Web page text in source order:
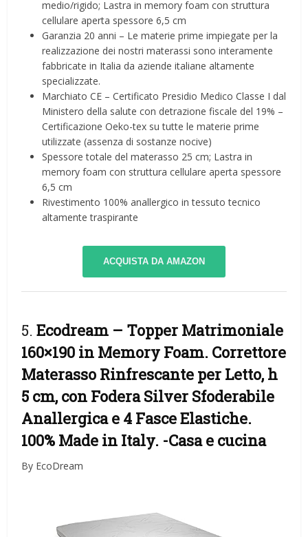
medio/rigido; Lastra in memory foam con struttura
cellulare aperta spessore 6,5 cm
Garanzia 20 anni – Le materie prime impiegate per la
realizzazione dei nostri materassi sono interamente
fabbricate in Italia da aziende italiane altamente
specializzate.
Marchiato CE – Certificato Presidio Medico Classe I dal
Ministero della salute con detrazione fiscale del 19% –
Certificazione Oeko-tex su tutte le materie prime
utilizzate (assenza di sostanze nocive)
Spessore totale del materasso 25 cm; Lastra in
memory foam con struttura cellulare aperta spessore
6,5 cm
Rivestimento 100% anallergico in tessuto tecnico
altamente traspirante
ACQUISTA DA AMAZON
5.Ecodream – Topper Matrimoniale
160×190 in Memory Foam. Correttore
Materasso Rinfrescante per Letto, h
5 cm, con Fodera Silver Sfoderabile
Anallergica e 4 Fasce Elastiche.
100% Made in Italy. -Casa e cucina
By EcoDream